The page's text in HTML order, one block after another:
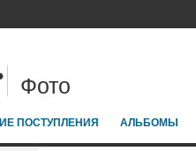
Фото
ПОСТУПЛЕНИЯ АЛЬБОМЫ